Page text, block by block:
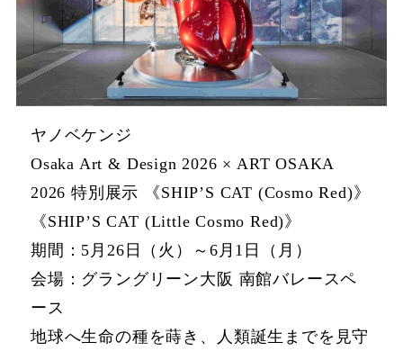
ヤノベケンジ
Osaka Art & Design 2026 × ART OSAKA
2026 特別展示 《SHIP’S CAT (Cosmo Red)》
《SHIP’S CAT (Little Cosmo Red)》
期間：5月26日（火）～6月1日（月）
会場：グラングリーン大阪 南館バレースペ
ース
地球へ生命の種を蒔き、人類誕生までを見守